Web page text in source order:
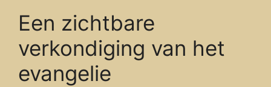
Een zichtbare
verkondiging van het
evangelie